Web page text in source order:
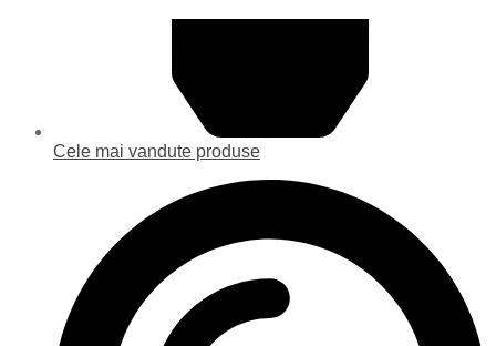
Cele mai vandute produse